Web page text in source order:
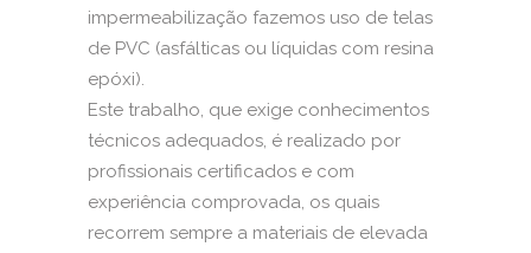
impermeabilização fazemos uso de telas
de PVC (asfálticas ou líquidas com resina
epóxi).
Este trabalho, que exige conhecimentos
técnicos adequados, é realizado por
profissionais certificados e com
experiência comprovada, os quais
recorrem sempre a materiais de elevada